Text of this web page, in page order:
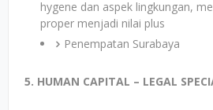
hygene dan aspek lingkungan,
proper menjadi nilai plus
Penempatan Surabaya
5. HUMAN CAPITAL – LEGAL